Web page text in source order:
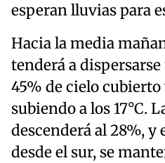
esperan lluvias para
Hacia la media
tenderá a
45% de cielo
subiendo a los 17°C.
descenderá al 28%, y
desde el sur, se